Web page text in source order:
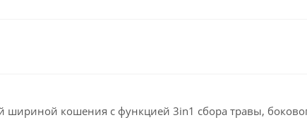
шириной кошения с функцией 3in1 сбора травы,